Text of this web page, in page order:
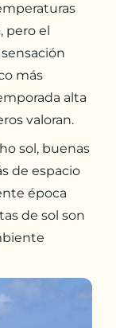
el
más
alta
valoran.
sol, buenas
de espacio
época
de sol son